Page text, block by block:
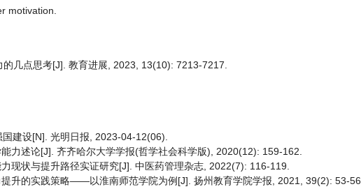
motivation.
几点思考[J]. 教育进展, 2023, 13(10): 7213-7217.
建设[N]. 光明日报, 2023-04-12(06).
力述论[J]. 齐齐哈尔大学学报(哲学社会科学版), 2020(12): 159-162.
现状与提升路径实证研究[J]. 中医药管理杂志, 2022(7): 116-119.
升的实践策略——以淮南师范学院为例[J]. 扬州教育学院学报, 2021, 39(2): 53-56.